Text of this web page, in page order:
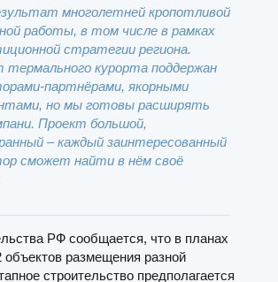
многолетней кропотливой
работы, в том числе в рамках
стратегии региона.
термального курорта поддержан
партнёрами, якорными
но мы готовы расширять
Проект большой,
– каждый заинтересованный
сможет найти в нём своё
РФ сообщается, что в планах
объектов размещения разной
строительство предполагается